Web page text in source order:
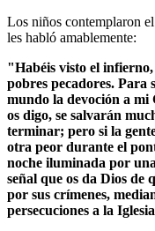
Los niños contemplaron
les habló amablemente:
"Habéis visto el
pobres pecadores. Para
mundo la devoción a
os digo, se salvarán
terminar; pero si la
otra peor durante el
noche iluminada por
señal que os da Dios de
por sus crímenes,
persecuciones a la